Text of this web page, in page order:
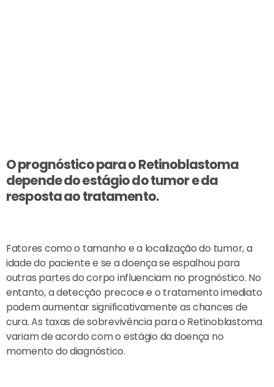
O prognóstico para o Retinoblastoma
depende do estágio do tumor e da
resposta ao tratamento.
Fatores como o tamanho e a localização do tumor, a
idade do paciente e se a doença se espalhou para
outras partes do corpo influenciam no prognóstico. No
entanto, a detecção precoce e o tratamento imediato
podem aumentar significativamente as chances de
cura. As taxas de sobrevivência para o Retinoblastoma
variam de acordo com o estágio da doença no
momento do diagnóstico.